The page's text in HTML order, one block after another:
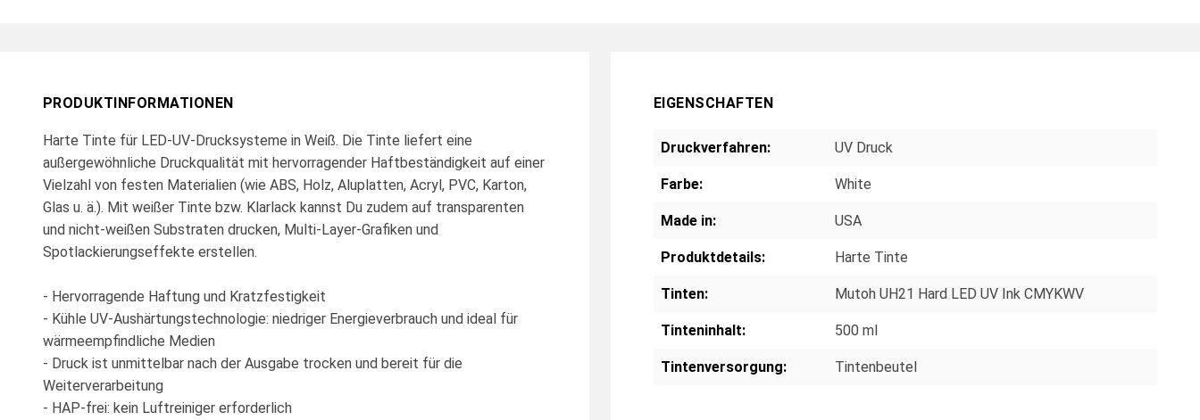
PRODUKTINFORMATIONEN
Harte Tinte für LED-UV-Drucksysteme in Weiß. Die Tinte liefert eine
außergewöhnliche Druckqualität mit hervorragender Haftbeständigkeit auf einer
Vielzahl von festen Materialien (wie ABS, Holz, Aluplatten, Acryl, PVC, Karton,
Glas u. ä.). Mit weißer Tinte bzw. Klarlack kannst Du zudem auf transparenten
und nicht-weißen Substraten drucken, Multi-Layer-Grafiken und
Spotlackierungseffekte erstellen.
- Hervorragende Haftung und Kratzfestigkeit
- Kühle UV-Aushärtungstechnologie: niedriger Energieverbrauch und ideal für
wärmeempfindliche Medien
- Druck ist unmittelbar nach der Ausgabe trocken und bereit für die
Weiterverarbeitung
- HAP-frei: kein Luftreiniger erforderlich
EIGENSCHAFTEN
Druckverfahren: UV Druck
Farbe: White
Made in: USA
Produktdetails: Harte Tinte
Tinten: Mutoh UH21 Hard LED UV Ink CMYKWV
Tinteninhalt: 500 ml
Tintenversorgung: Tintenbeutel